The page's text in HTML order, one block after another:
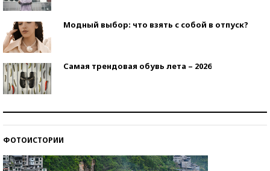
Модный выбор: что взять с собой в отпуск?
Самая трендовая обувь лета – 2026
ФОТОИСТОРИИ